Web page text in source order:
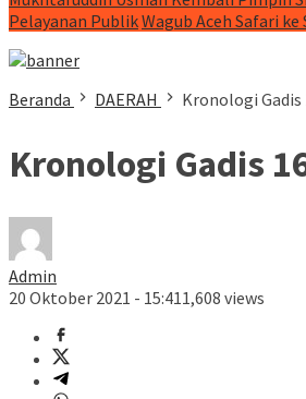
Pelayanan PublikWagub Aceh Safari
Beranda DAERAH Kronologi Gadis
Kronologi Gadis
Admin
20 Oktober 2021 - 15:411,608 views